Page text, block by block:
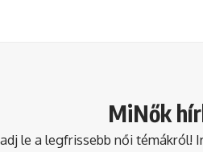
MiNők
le a legfrissebb női témákról!